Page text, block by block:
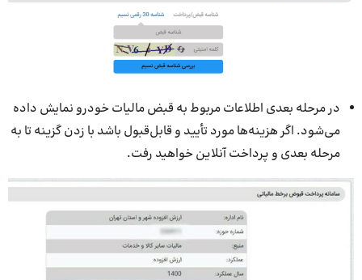
در مرحله بعدی اطلاعات مربوط به قبض مالیات خودرو نمایش داده
می‌شود. اگر هزینه‌ها مورد تأیید و قابل‌قبول باشد با زدن گزینه تا به
مرحله بعدی و پرداخت آنلاین خواهید رفت.